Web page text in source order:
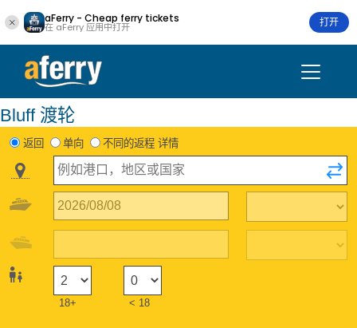
aFerry - Cheap ferry tickets
在 aFerry 应用中打开 打开
Bluff 渡轮
返回 单向 不同的返程 详情
18+ < 18